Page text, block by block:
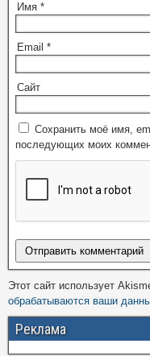
Имя *
Email *
Сайт
Сохранить моё имя,
последующих моих
Этот сайт использует
обрабатываются ваши
Реклама